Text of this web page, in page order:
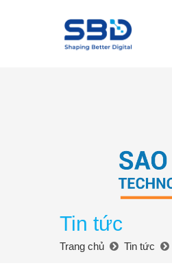
Tin tức
Trang chủ Tin tức